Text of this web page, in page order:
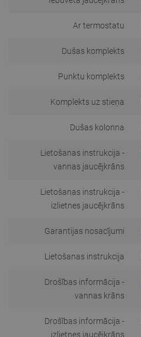
Ar termostatu
Dušas komplekts
Punktu komplekts
Komplekts uz stieņa
Dušas kolonna
Lietošanas instrukcija -
vannas jaucējkrāns
Lietošanas instrukcija -
izlietnes jaucējkrāns
Garantijas nosacījumi
Lietošanas instrukcija
Drošības informācija -
vannas krāns
Drošības informācija -
izlietnes jaucējkrāns